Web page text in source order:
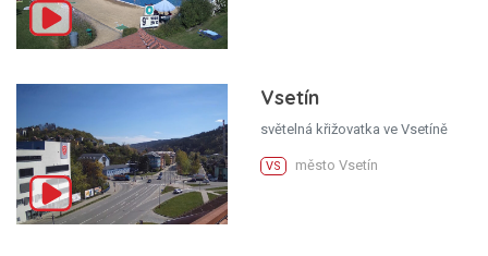
Vsetín
světelná křižovatka ve Vsetíně
VS město Vsetín